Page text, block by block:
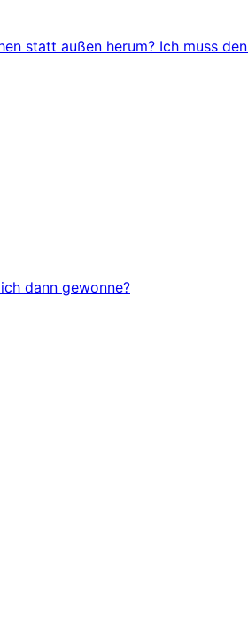
statt außen herum? Ich muss
dann gewonne?